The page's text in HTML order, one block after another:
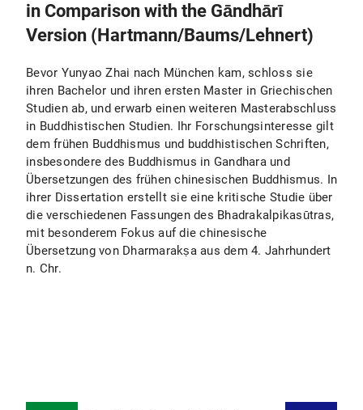
in Comparison with the Gāndhārī
Version (Hartmann/Baums/Lehnert)
Bevor Yunyao Zhai nach München kam, schloss sie
ihren Bachelor und ihren ersten Master in Griechischen
Studien ab, und erwarb einen weiteren Masterabschluss
in Buddhistischen Studien. Ihr Forschungsinteresse gilt
dem frühen Buddhismus und buddhistischen Schriften,
insbesondere des Buddhismus in Gandhara und
Übersetzungen des frühen chinesischen Buddhismus. In
ihrer Dissertation erstellt sie eine kritische Studie über
die verschiedenen Fassungen des Bhadrakalpikasūtras,
mit besonderem Fokus auf die chinesische
Übersetzung von Dharmarakṣa aus dem 4. Jahrhundert
n. Chr.